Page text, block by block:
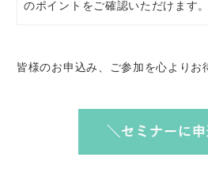
のポイントをご確認いただけます。
皆様のお申込み、ご参加を心よりお